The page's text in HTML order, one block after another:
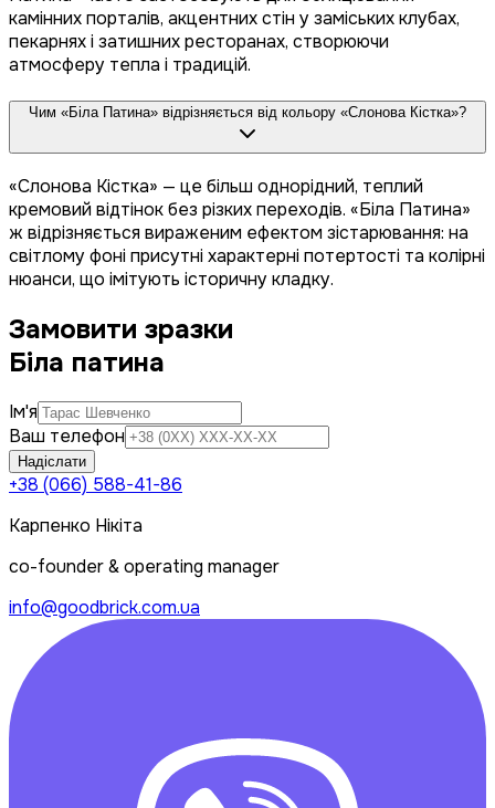
камінних порталів, акцентних стін у заміських клубах,
пекарнях і затишних ресторанах, створюючи
атмосферу тепла і традицій.
Чим «Біла Патина» відрізняється від кольору «Слонова Кістка»?
«Слонова Кістка» — це більш однорідний, теплий
кремовий відтінок без різких переходів. «Біла Патина»
ж відрізняється вираженим ефектом зістарювання: на
світлому фоні присутні характерні потертості та колірні
нюанси, що імітують історичну кладку.
Замовити зразки
Біла патина
Ім'я
Ваш телефон
Надіслати
+38 (066) 588-41-86
Карпенко Нікіта
co-founder & operating manager
info@goodbrick.com.ua